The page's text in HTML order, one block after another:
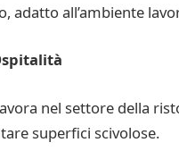
adatto all’ambiente
nel settore della
superfici scivolose.